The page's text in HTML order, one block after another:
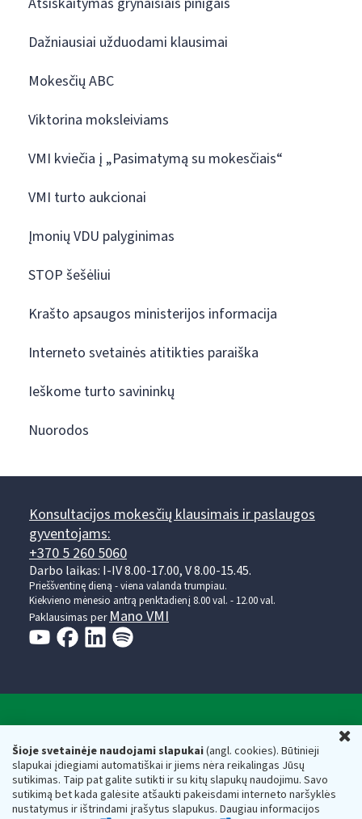
Šioje svetainėje naudojami slapukai(angl. cookies). Būtinieji
slapukai įdiegiami automatiškai ir jiems nėra reikalingas Jūsų
sutikimas. Taip pat galite sutikti ir su kitų slapukų naudojimu. Savo
sutikimą bet kada galėsite atšaukti pakeisdami interneto naršyklės
nustatymus ir ištrindami įrašytus slapukus. Daugiau informacijos
Dažniausiai užduodami klausimai
Mokesčių ABC
Viktorina moksleiviams
VMI kviečia į „Pasimatymą su mokesčiais“
VMI turto aukcionai
Įmonių VDU palyginimas
STOP šešėliui
Krašto apsaugos ministerijos informacija
Interneto svetainės atitikties paraiška
Ieškome turto savininkų
Nuorodos
Konsultacijos mokesčių klausimais ir paslaugos
gyventojams:
+370 5 260 5060
Darbo laikas: I-IV 8.00-17.00, V 8.00-15.45.
Prieššventinę dieną - viena valanda trumpiau.
Kiekvieno mėnesio antrą penktadienį 8.00 val. - 12.00 val.
Paklausimas per Mano VMI
Respublikos finansų ministerijos
Biudžetinė įstaiga. Juridinio asmens kodas — 188659752,
adresas: Vasario 16-osios g. 14, 01107 Vilnius, Lietuva, el.paštas:
vmi@vmi.lt, E. pristatymo dėžutės adresas 188659752